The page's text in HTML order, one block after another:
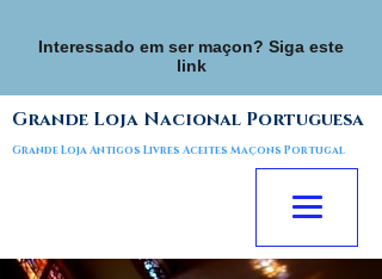
Interessado em ser maçon? Siga este
link
Grande Loja Nacional Portuguesa
Grande Loja Antigos Livres Aceites Maçons Portugal